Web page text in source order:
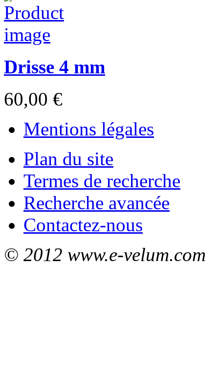
Drisse 4 mm
60,00 €
Mentions légales
Plan du site
Termes de recherche
Recherche avancée
Contactez-nous
© 2012 www.e-velum.com